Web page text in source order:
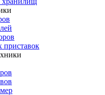
приставок